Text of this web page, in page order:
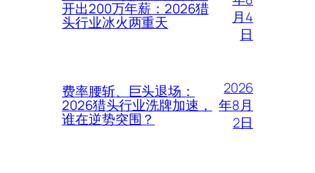
开出200万年薪：2026猎
头行业冰火两重天
月4
日
费率腰斩、巨头退场：
2026猎头行业洗牌加速，
谁在逆势突围？
2026
年8月
2日